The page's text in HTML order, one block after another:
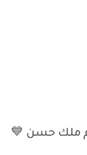
ملك حسن 💙